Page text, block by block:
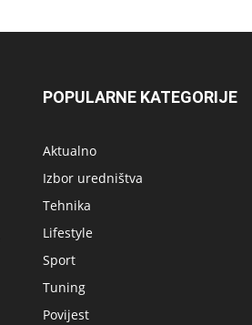
POPULARNE KATEGORIJE
Aktualno
Izbor uredništva
Tehnika
Lifestyle
Sport
Tuning
Povijest